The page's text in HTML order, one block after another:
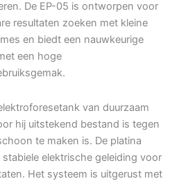
De EP-05 is ontworpen voor
resultaten zoeken met kleine
en biedt een nauwkeurige
een hoge
van duurzaam
hij uitstekend bestand is tegen
te maken is. De platina
elektrische geleiding voor
Het systeem is uitgerust met